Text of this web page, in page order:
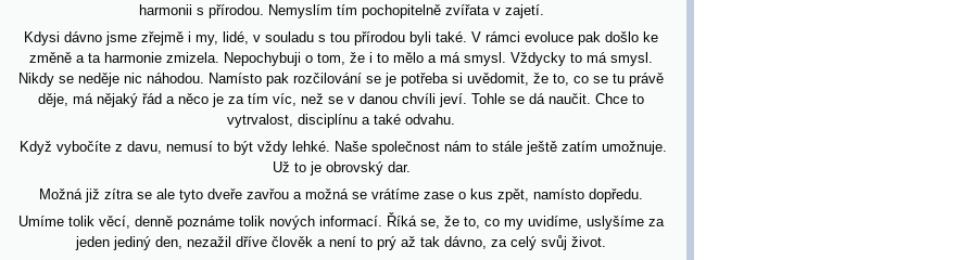
harmonii s přírodou. Nemyslím tím pochopitelně zvířata v zajetí.
Kdysi dávno jsme zřejmě i my, lidé, v souladu s tou přírodou byli také. V rámci evoluce pak došlo ke
změně a ta harmonie zmizela. Nepochybuji o tom, že i to mělo a má smysl. Vždycky to má smysl.
Nikdy se neděje nic náhodou. Namísto pak rozčilování se je potřeba si uvědomit, že to, co se tu právě
děje, má nějaký řád a něco je za tím víc, než se v danou chvíli jeví. Tohle se dá naučit. Chce to
vytrvalost, disciplínu a také odvahu.
Když vybočíte z davu, nemusí to být vždy lehké. Naše společnost nám to stále ještě zatím umožnuje.
Už to je obrovský dar.
Možná již zítra se ale tyto dveře zavřou a možná se vrátíme zase o kus zpět, namísto dopředu.
Umíme tolik věcí, denně poznáme tolik nových informací. Říká se, že to, co my uvidíme, uslyšíme za
jeden jediný den, nezažil dříve člověk a není to prý až tak dávno, za celý svůj život.